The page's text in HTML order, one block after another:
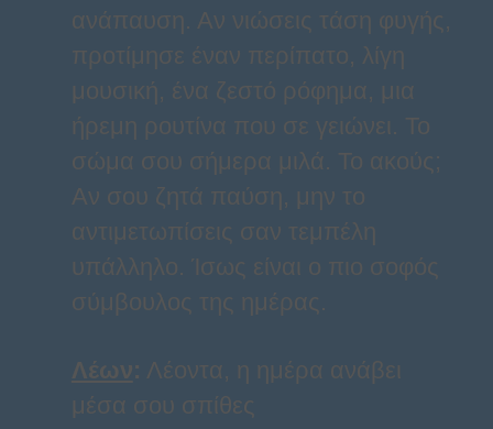
ανάπαυση. Αν νιώσεις τάση φυγής,
προτίμησε έναν περίπατο, λίγη
μουσική, ένα ζεστό ρόφημα, μια
ήρεμη ρουτίνα που σε γειώνει. Το
σώμα σου σήμερα μιλά. Το ακούς;
Αν σου ζητά παύση, μην το
αντιμετωπίσεις σαν τεμπέλη
υπάλληλο. Ίσως είναι ο πιο σοφός
σύμβουλος της ημέρας.
Λέων: Λέοντα, η ημέρα ανάβει
μέσα σου σπίθες